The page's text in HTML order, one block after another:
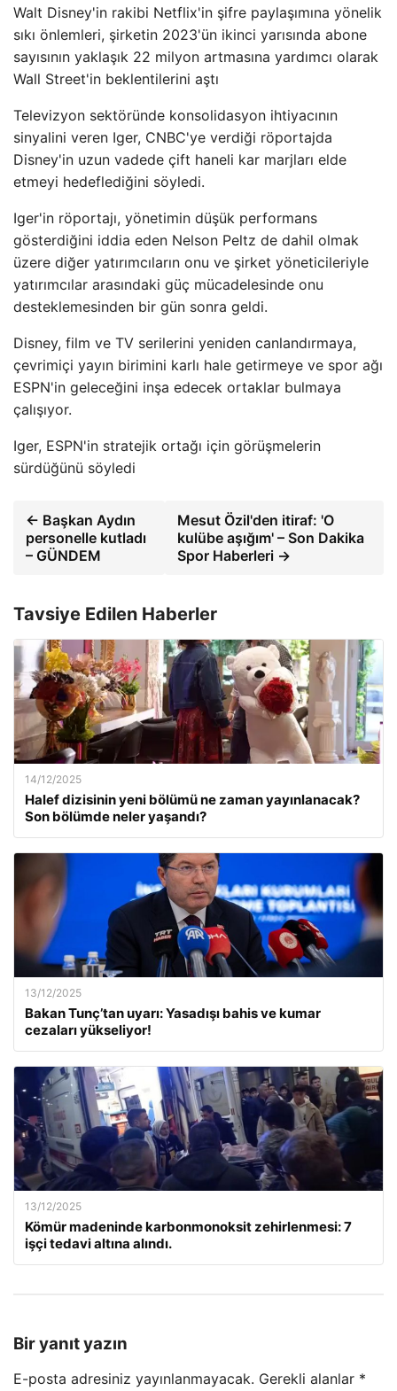
Walt Disney'in rakibi Netflix'in şifre paylaşımına yönelik
sıkı önlemleri, şirketin 2023'ün ikinci yarısında abone
sayısının yaklaşık 22 milyon artmasına yardımcı olarak
Wall Street'in beklentilerini aştı
Televizyon sektöründe konsolidasyon ihtiyacının
sinyalini veren Iger, CNBC'ye verdiği röportajda
Disney'in uzun vadede çift haneli kar marjları elde
etmeyi hedeflediğini söyledi.
Iger'in röportajı, yönetimin düşük performans
gösterdiğini iddia eden Nelson Peltz de dahil olmak
üzere diğer yatırımcıların onu ve şirket yöneticileriyle
yatırımcılar arasındaki güç mücadelesinde onu
desteklemesinden bir gün sonra geldi.
Disney, film ve TV serilerini yeniden canlandırmaya,
çevrimiçi yayın birimini karlı hale getirmeye ve spor ağı
ESPN'in geleceğini inşa edecek ortaklar bulmaya
çalışıyor.
Iger, ESPN'in stratejik ortağı için görüşmelerin
sürdüğünü söyledi
← Başkan Aydın
personelle kutladı
– GÜNDEM
Mesut Özil'den itiraf: 'O
kulübe aşığım' – Son Dakika
Spor Haberleri →
Tavsiye Edilen Haberler
14/12/2025
Halef dizisinin yeni bölümü ne zaman yayınlanacak?
Son bölümde neler yaşandı?
13/12/2025
Bakan Tunç’tan uyarı: Yasadışı bahis ve kumar
cezaları yükseliyor!
13/12/2025
Kömür madeninde karbonmonoksit zehirlenmesi: 7
işçi tedavi altına alındı.
Bir yanıt yazın
E-posta adresiniz yayınlanmayacak. Gerekli alanlar *